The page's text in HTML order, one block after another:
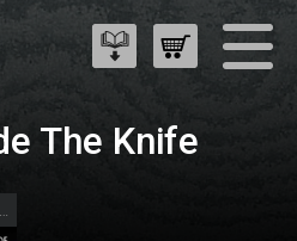
The Knife
BROCHURE GÜDE THE KNIFE